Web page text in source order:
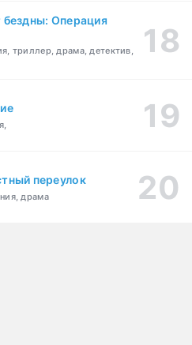
бездны: Операция
триллер, драма, детектив,
переулок
драма